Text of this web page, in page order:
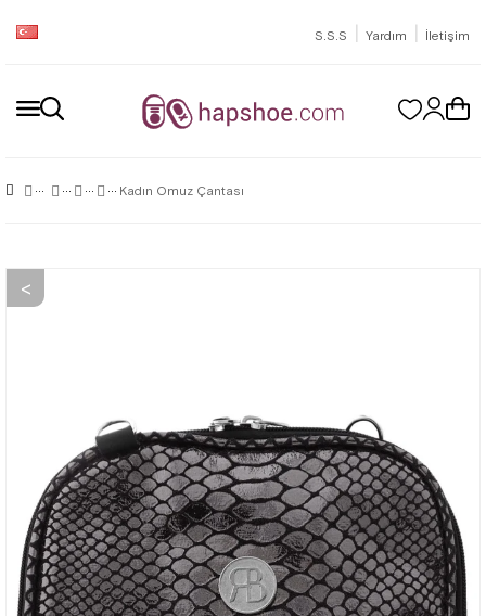
S.S.S | Yardım | İletişim
Kadın Omuz Çantası